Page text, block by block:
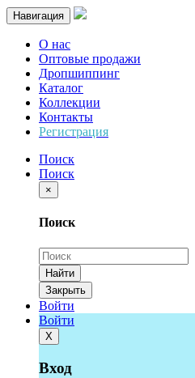
Навигация
О нас
Оптовые продажи
Дропшиппинг
Каталог
Коллекции
Контакты
Регистрация
Поиск
Поиск
×
Поиск
Найти
Закрыть
Войти
Войти
Х
Вход